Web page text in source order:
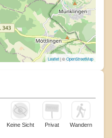
Leaflet| ©OpenStreetMap
Keine Sicht Privat Wandern